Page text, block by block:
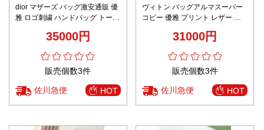
dior マザーズ バッグ激安通販 優
雅 ロゴ刺繍 ハンドバッグ トート
35000円
販売個数3件
佐川急便 HOT
ヴィトン バッグアルマスーパー
コピー 優雅 プリント レザー 斜
31000円
販売個数3件
佐川急便 HOT